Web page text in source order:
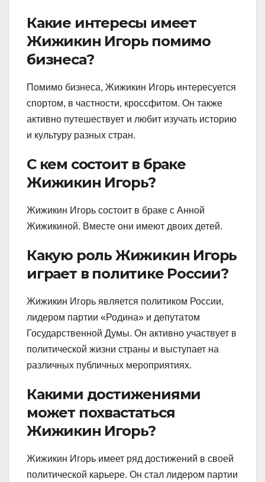
Какие интересы имеет
Жижикин Игорь помимо
бизнеса?
Помимо бизнеса, Жижикин Игорь интересуется
спортом, в частности, кроссфитом. Он также
активно путешествует и любит изучать историю
и культуру разных стран.
С кем состоит в браке
Жижикин Игорь?
Жижикин Игорь состоит в браке с Анной
Жижикиной. Вместе они имеют двоих детей.
Какую роль Жижикин Игорь
играет в политике России?
Жижикин Игорь является политиком России,
лидером партии «Родина» и депутатом
Государственной Думы. Он активно участвует в
политической жизни страны и выступает на
различных публичных мероприятиях.
Какими достижениями
может похвастаться
Жижикин Игорь?
Жижикин Игорь имеет ряд достижений в своей
политической карьере. Он стал лидером партии